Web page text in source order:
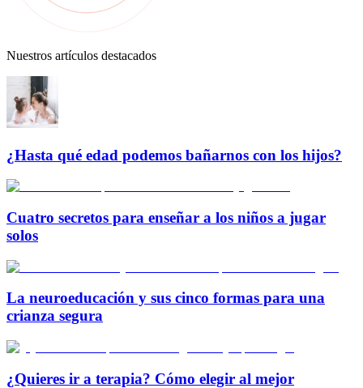
Nuestros artículos destacados
¿Hasta qué edad podemos bañarnos con los hijos?
Cuatro secretos para enseñar a los niños a jugar
solos
La neuroeducación y sus cinco formas para una
crianza segura
¿Quieres ir a terapia? Cómo elegir al mejor